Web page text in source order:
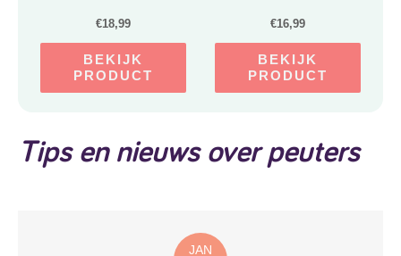
€18,99
BEKIJK
PRODUCT
€16,99
BEKIJK
PRODUCT
Tips en nieuws over peuters
JAN